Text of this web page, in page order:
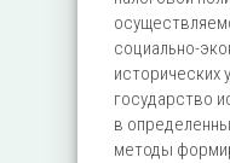
социально-
исторических
государство
в
методы